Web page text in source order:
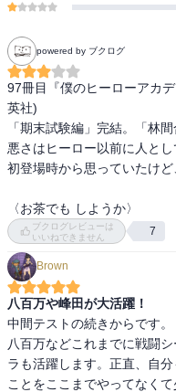
powered by ブクログ
97冊目『僕のヒーローアカ
英社)
「期末試験編」完結。「林
悪さはヒーロー以前に人とし
初登場時から思っていたけ
〈お茶でも しようか〉
ブクログレビューは
いいねできません
7
Brown
八百万や峰田が大活躍！
中間テストの続きからです。
八百万などこれまでに戦闘
ラも活躍します。正直、自
ことをここまでやってなく